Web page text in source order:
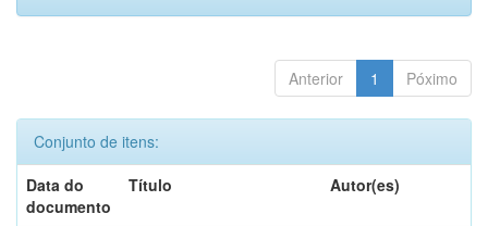
Anterior 1 Póximo
Conjunto de itens:
Data do
documento
Título Autor(es)